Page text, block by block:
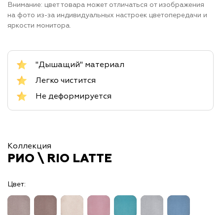
Внимание: цвет товара может отличаться от изображения
на фото из-за индивидуальных настроек цветопередачи и
яркости монитора.
"Дышащий" материал
Легко чистится
Не деформируется
Коллекция
РИО \ RIO LATTE
Цвет: